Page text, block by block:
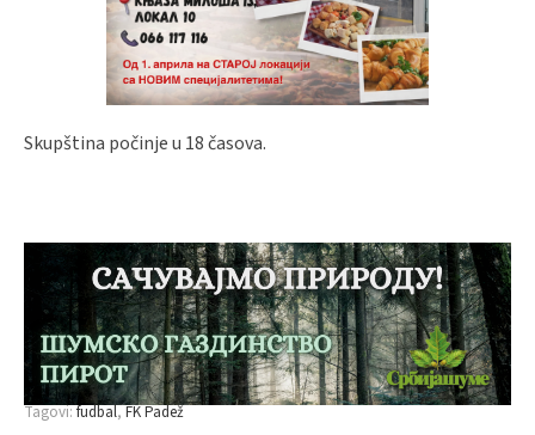
Skupština počinje u 18 časova.
Tagovi:fudbal FK Padež